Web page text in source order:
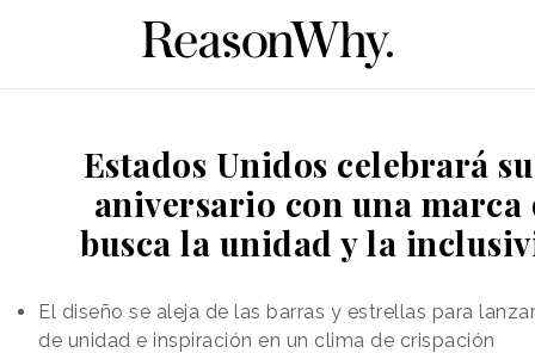
Estados Unidos celebrará
aniversario con una marca
busca la unidad y la
El diseño se aleja de las barras y estrellas para
de unidad e inspiración en un clima de crispación